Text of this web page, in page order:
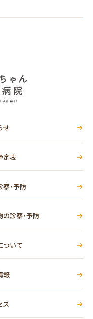
せ
定表
察・予防
の診察・予防
ついて
報
ス